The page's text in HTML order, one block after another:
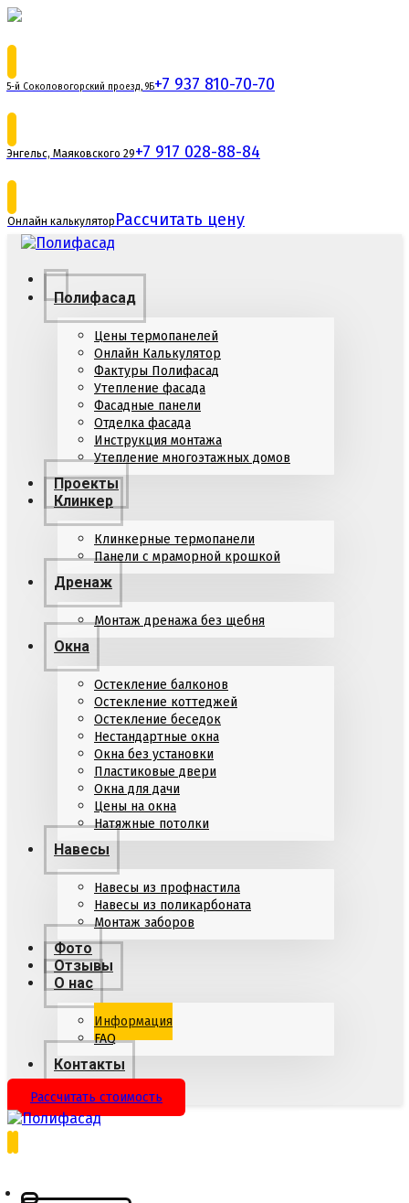
5-й Соколовогорский проезд, 9Б+7 937 810-70-70
Энгельс, Маяковского 29+7 917 028-88-84
Онлайн калькулятор Рассчитать цену
Полифасад
Цены термопанелей
Онлайн Калькулятор
Фактуры Полифасад
Утепление фасада
Фасадные панели
Отделка фасада
Инструкция монтажа
Утепление многоэтажных домов
Проекты
Клинкер
Клинкерные термопанели
Панели с мраморной крошкой
Дренаж
Монтаж дренажа без щебня
Окна
Остекление балконов
Остекление коттеджей
Остекление беседок
Нестандартные окна
Окна без установки
Пластиковые двери
Окна для дачи
Цены на окна
Натяжные потолки
Навесы
Навесы из профнастила
Навесы из поликарбоната
Монтаж заборов
Фото
Отзывы
О нас
Информация
FAQ
Контакты
Рассчитать стоимость